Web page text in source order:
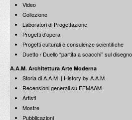
Video
Collezione
Laboratori di Progettazione
Progetti d'opera
Progetti culturali e consulenze scientifiche
Duetto / Duello “partita a scacchi” sul disegno
A.A.M. Architettura Arte Moderna
Storia di A.A.M. | History by A.A.M.
Recensioni generali su FFMAAM
Artisti
Mostre
Pubblicazioni